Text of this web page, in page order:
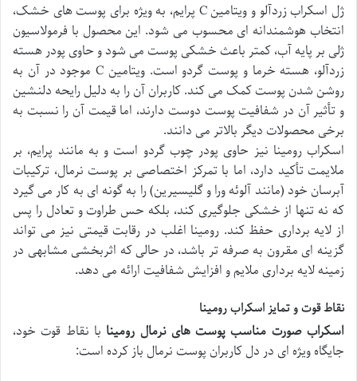
ژل اسکراب زردآلو و ویتامین C پرایم، به ویژه برای پوست های خشک،
انتخاب هوشمندانه ای محسوب می شود. این محصول با فرمولاسیون
ژلی بر پایه آب، کمتر باعث خشکی پوست می شود و حاوی پودر هسته
زردآلو، هسته خرما و پوست گردو است. ویتامین C موجود در آن به
روشن شدن پوست کمک می کند. کاربران آن را به دلیل رایحه دلنشین
و تأثیر آن در شفافیت پوست دوست دارند، اما قیمت آن را نسبت به
برخی محصولات دیگر بالاتر می دانند.
اسکراب رومینا نیز حاوی پودر چوب گردو است و به مانند پرایم، بر
ملایمت تأکید دارد، اما با تمرکز اختصاصی بر پوست نرمال، ترکیبات
آبرسان خود (مانند آلوئه ورا و گلیسیرین) را به گونه ای به کار می گیرد
که نه تنها از خشکی جلوگیری کند، بلکه حس طراوت و تعادل را پس
از لایه برداری حفظ کند. رومینا اغلب در رقابت قیمتی نیز می تواند
گزینه ای مقرون به صرفه تر باشد، در حالی که اثربخشی مشابهی در
زمینه لایه برداری ملایم و افزایش شفافیت ارائه می دهد.
نقاط قوت و تمایز اسکراب رومینا
اسکراب صورت مناسب پوست های نرمال رومینا با نقاط قوت خود،
جایگاه ویژه ای در دل کاربران پوست نرمال باز کرده است: